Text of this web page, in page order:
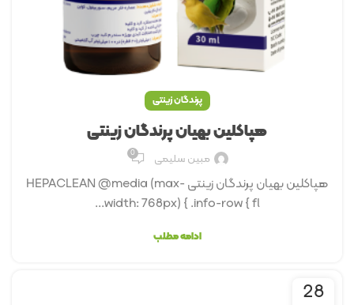
پرندگان زینتی
هپاکلین ﺑﻬﯿﺎن پرندگان زینتی
مبین سلیمی 0
هپاکلین بهیان پرندگان زینتی HEPACLEAN @media (max-
width: 768px) { .info-row { fl...
ادامه مطلب
28